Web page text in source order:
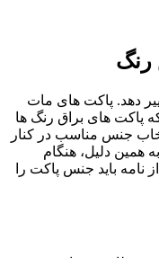
رنگ
دهد. پاکت های مات
پاکت های براق رنگ ها
جنس مناسب در کنار
همین دلیل، هنگام
باید جنس پاکت را